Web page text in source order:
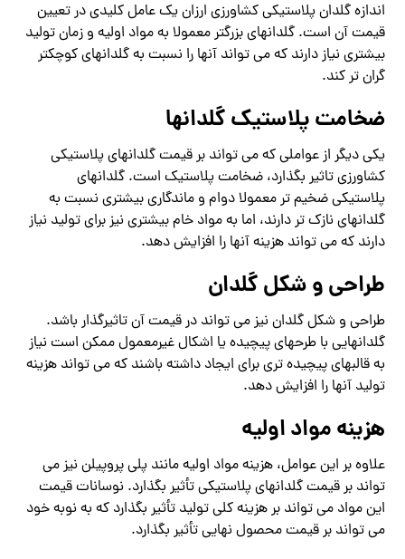
اندازه گلدان پلاستیکی کشاورزی ارزان یک عامل کلیدی در تعیین
قیمت آن است. گلدانهای بزرگتر معمولا به مواد اولیه و زمان تولید
بیشتری نیاز دارند که می تواند آنها را نسبت به گلدانهای کوچکتر
گران تر کند.
ضخامت پلاستیک گلدانها
یکی دیگر از عواملی که می تواند بر قیمت گلدانهای پلاستیکی
کشاورزی تاثیر بگذارد، ضخامت پلاستیک است. گلدانهای
پلاستیکی ضخیم‌ تر معمولا دوام و ماندگاری بیشتری نسبت به
گلدانهای نازک‌ تر دارند، اما به مواد خام بیشتری نیز برای تولید نیاز
دارند که می‌ تواند هزینه آنها را افزایش دهد.
طراحی و شکل گلدان
طراحی و شکل گلدان نیز می تواند در قیمت آن تاثیرگذار باشد.
گلدانهایی با طرحهای پیچیده یا اشکال غیرمعمول ممکن است نیاز
به قالبهای پیچیده تری برای ایجاد داشته باشند که می تواند هزینه
تولید آنها را افزایش دهد.
هزینه مواد اولیه
علاوه بر این عوامل، هزینه مواد اولیه مانند پلی پروپیلن نیز می
تواند بر قیمت گلدانهای پلاستیکی تأثیر بگذارد. نوسانات قیمت
این مواد می تواند بر هزینه کلی تولید تأثیر بگذارد که به نوبه خود
می تواند بر قیمت محصول نهایی تأثیر بگذارد.